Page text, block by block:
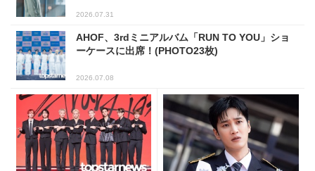
2026.07.31
AHOF、3rdミニアルバム「RUN TO YOU」ショ
ーケースに出席！(PHOTO23枚)
2026.07.08